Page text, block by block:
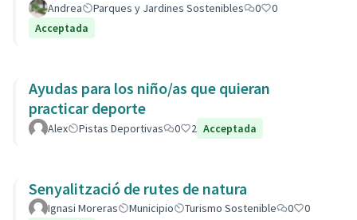
Andrea Parques y Jardines Sostenibles 0
0
Acceptada
Ayudas para los niño/as que quieran
practicar deporte
Alex Pistas Deportivas 0 2 Acceptada
Senyalització de rutes de natura
Ignasi Moreras Municipio Turismo Sostenible 0
0